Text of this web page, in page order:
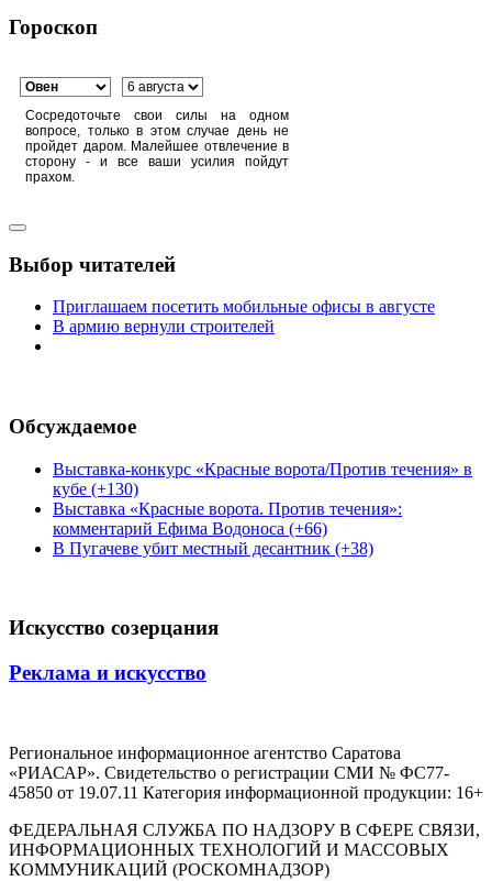
Гороскоп
Сосредоточьте свои силы на одном
вопросе, только в этом случае день не
пройдет даром. Малейшее отвлечение в
сторону - и все ваши усилия пойдут
прахом.
Выбор читателей
Приглашаем посетить мобильные офисы в августе
В армию вернули строителей
Обсуждаемое
Выставка-конкурс «Красные ворота/Против течения» в
кубе (+130)
Выставка «Красные ворота. Против течения»:
комментарий Ефима Водоноса (+66)
В Пугачеве убит местный десантник (+38)
Искусство созерцания
Реклама и искусство
Региональное информационное агентство Саратова
«РИАСАР». Свидетельство о регистрации СМИ № ФС77-
45850 от 19.07.11 Категория информационной продукции: 16+
ФЕДЕРАЛЬНАЯ СЛУЖБА ПО НАДЗОРУ В СФЕРЕ СВЯЗИ,
ИНФОРМАЦИОННЫХ ТЕХНОЛОГИЙ И МАССОВЫХ
КОММУНИКАЦИЙ (РОСКОМНАДЗОР)